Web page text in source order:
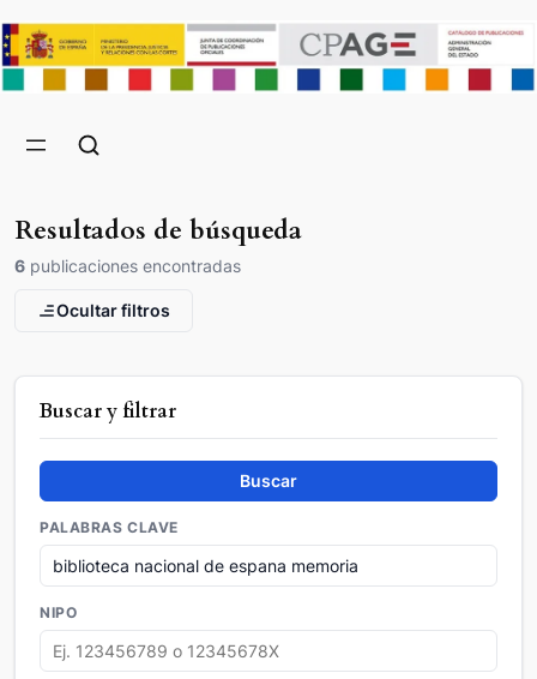
Resultados de búsqueda
6 publicaciones encontradas
Ocultar filtros
Buscar y filtrar
Buscar
PALABRAS CLAVE
NIPO